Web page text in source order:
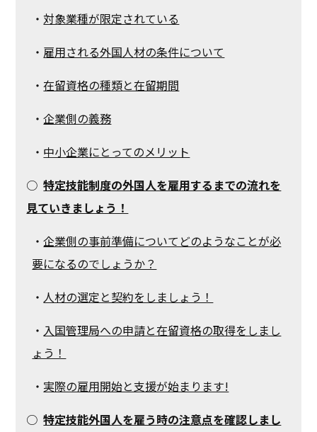
・対象業種が限定されている
・ 雇用される外国人材の条件について
・在留資格の種類と在留期間
・企業側の義務
・ 中小企業にとってのメリット
○特定技能制度の外国人を雇用するまでの流れを
見ていきましょう！
・企業側の事前準備についてどのようなことが必
要になるのでしょうか？
・ 人材の選定と契約をしましょう！
・ 入国管理局への申請と在留資格の取得をしまし
ょう！
・ 実際の雇用開始と支援が始まります!
○特定技能外国人を雇う時の注意点を確認しまし